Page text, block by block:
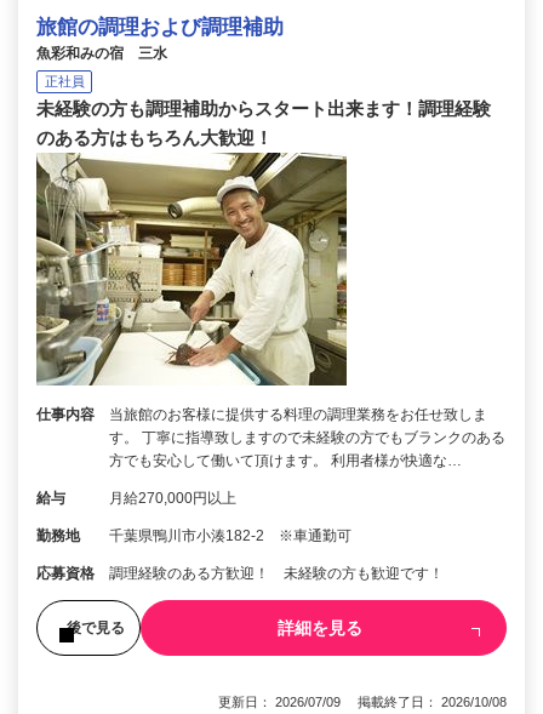
旅館の調理および調理補助
魚彩和みの宿 三水
正社員
未経験の方も調理補助からスタート出来ます！調理経験
のある方はもちろん大歓迎！
仕事内容
当旅館のお客様に提供する料理の調理業務をお任せ致しま
す。 丁寧に指導致しますので未経験の方でもブランクのある
方でも安心して働いて頂けます。 利用者様が快適な…
給与 月給270,000円以上
勤務地 千葉県鴨川市小湊182-2 ※車通勤可
応募資格 調理経験のある方歓迎！ 未経験の方も歓迎です！
後で見る 詳細を見る
更新日： 2026/07/09 掲載終了日： 2026/10/08